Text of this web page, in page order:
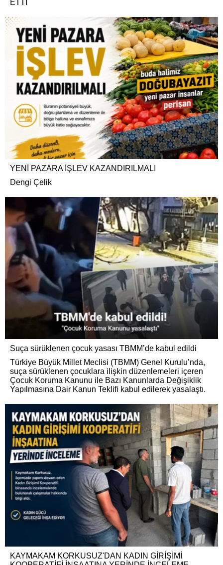
ETTİ
YENİ PAZARA İŞLEV KAZANDIRILMALI
Dengi Çelik
Suça sürüklenen çocuk yasası TBMM’de kabul edildi
Türkiye Büyük Millet Meclisi (TBMM) Genel Kurulu’nda,
suça sürüklenen çocuklara ilişkin düzenlemeleri içeren
Çocuk Koruma Kanunu ile Bazı Kanunlarda Değişiklik
Yapılmasına Dair Kanun Teklifi kabul edilerek yasalaştı.
KAYMAKAM KORKUSUZ'DAN KADIN GİRİŞİMİ